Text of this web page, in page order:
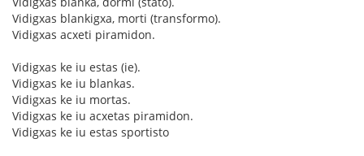
Vidigxas blankigxa, morti (transformo).
Vidigxas acxeti piramidon.
Vidigxas ke iu estas (ie).
Vidigxas ke iu blankas.
Vidigxas ke iu mortas.
Vidigxas ke iu acxetas piramidon.
Vidigxas ke iu estas sportisto